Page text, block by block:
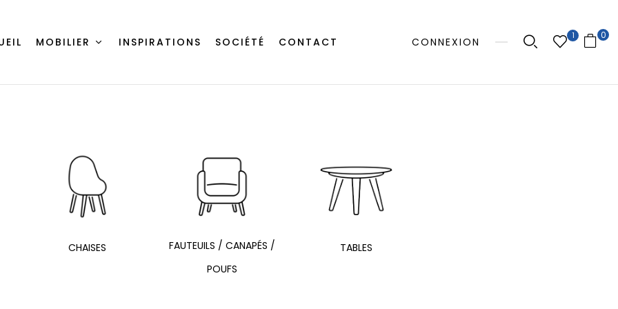
MOBILIER INSPIRATIONS SOCIÉTÉ CONTACT CONNEXION
1 0
CHAISES
FAUTEUILS / CANAPÉS /
POUFS
TABLES